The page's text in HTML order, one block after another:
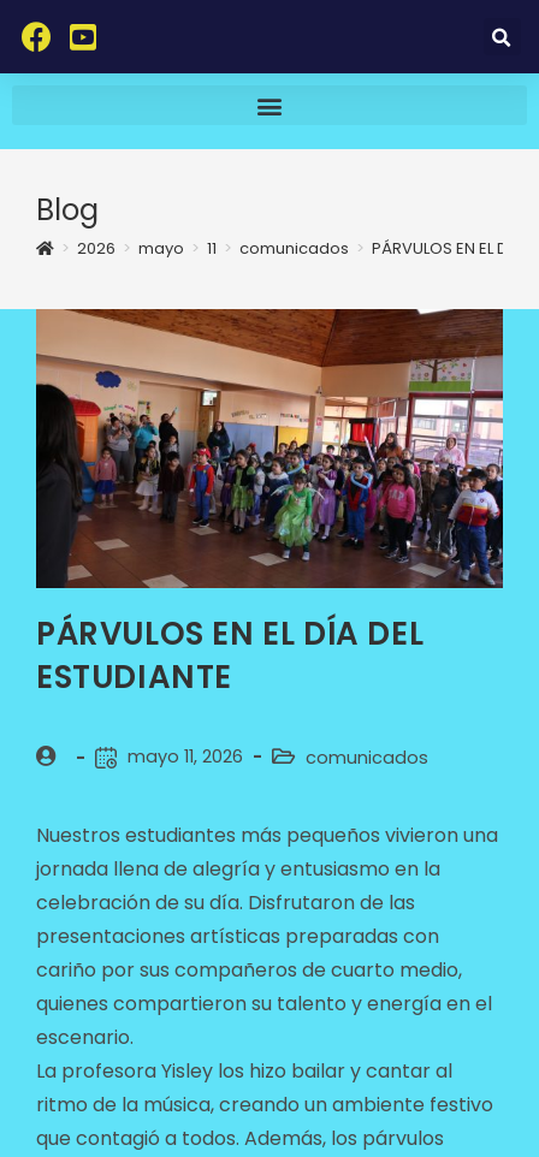
Blog
> 2026 > mayo > 11 > comunicados > PÁRVULOS EN EL DÍA
PÁRVULOS EN EL DÍA DEL
ESTUDIANTE
mayo 11, 2026 comunicados
Nuestros estudiantes más pequeños vivieron una
jornada llena de alegría y entusiasmo en la
celebración de su día. Disfrutaron de las
presentaciones artísticas preparadas con
cariño por sus compañeros de cuarto medio,
quienes compartieron su talento y energía en el
escenario.
La profesora Yisley los hizo bailar y cantar al
ritmo de la música, creando un ambiente festivo
que contagió a todos. Además, los párvulos